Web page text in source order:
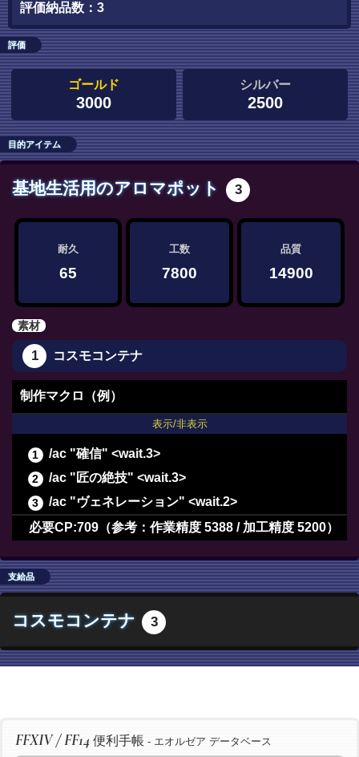
評価納品数：3
評価
ゴールド
3000
シルバー
2500
目的アイテム
基地生活用のアロマポット 3
耐久
65
工数
7800
品質
14900
素材
1 コスモコンテナ
制作マクロ（例）
表示/非表示
/ac "確信" <wait.3>
/ac "匠の絶技" <wait.3>
/ac "ヴェネレーション" <wait.2>
/ac "下地作業" <wait.3>
/ac "イノベーション" <wait.2>
/ac "加工" <wait.3>
/ac "上級加工" <wait.3>
/ac "加工" <wait.3>
必要CP:709（参考：作業精度 5388 / 加工精度 5200）
支給品
コスモコンテナ 3
FFXIV / FF14 便利手帳 - エオルゼア データベース